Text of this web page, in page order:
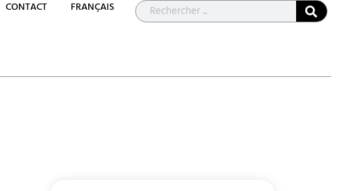
CONTACT FRANÇAIS